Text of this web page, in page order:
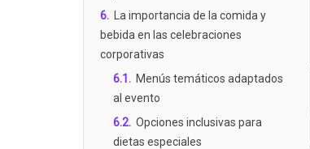
6.
La importancia de la comida y
bebida en las celebraciones
corporativas
6.1 . Menús temáticos adaptados
al evento
6.2. Opciones inclusivas para
dietas especiales